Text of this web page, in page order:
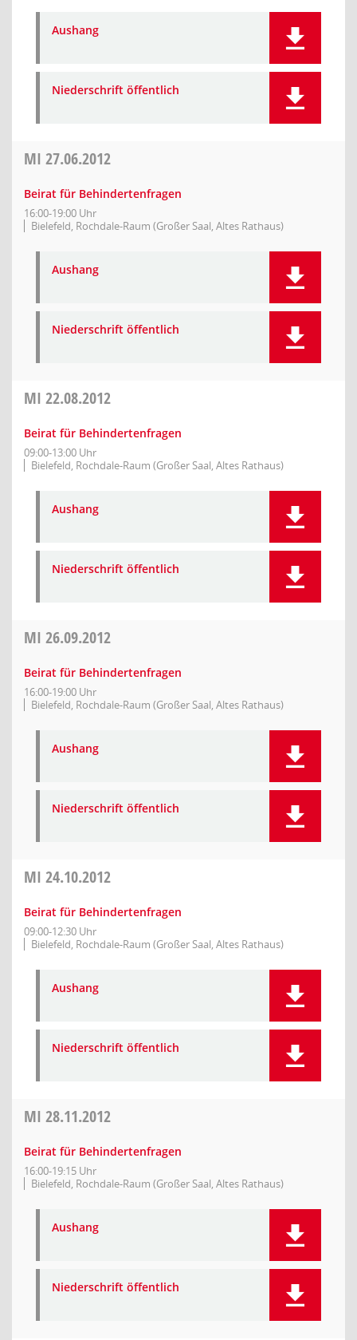
Aushang
Niederschrift öffentlich
MI 27.06.2012
Beirat für Behindertenfragen
16:00-19:00 Uhr
Bielefeld, Rochdale-Raum (Großer Saal, Altes Rathaus)
Aushang
Niederschrift öffentlich
MI 22.08.2012
Beirat für Behindertenfragen
09:00-13:00 Uhr
Bielefeld, Rochdale-Raum (Großer Saal, Altes Rathaus)
Aushang
Niederschrift öffentlich
MI 26.09.2012
Beirat für Behindertenfragen
16:00-19:00 Uhr
Bielefeld, Rochdale-Raum (Großer Saal, Altes Rathaus)
Aushang
Niederschrift öffentlich
MI 24.10.2012
Beirat für Behindertenfragen
09:00-12:30 Uhr
Bielefeld, Rochdale-Raum (Großer Saal, Altes Rathaus)
Aushang
Niederschrift öffentlich
MI 28.11.2012
Beirat für Behindertenfragen
16:00-19:15 Uhr
Bielefeld, Rochdale-Raum (Großer Saal, Altes Rathaus)
Aushang
Niederschrift öffentlich